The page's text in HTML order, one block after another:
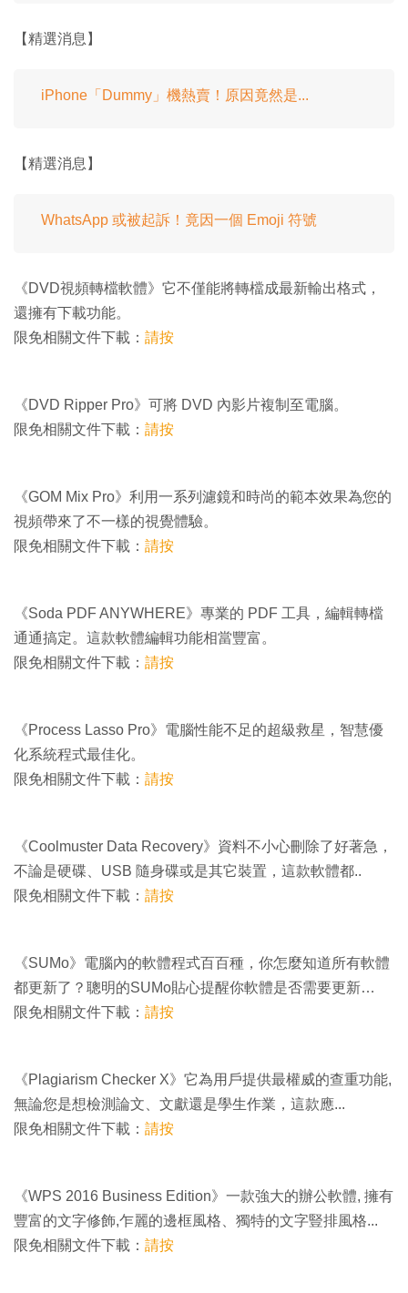
【精選消息】
iPhone「Dummy」機熱賣！原因竟然是...
【精選消息】
WhatsApp 或被起訴！竟因一個 Emoji 符號
《DVD視頻轉檔軟體》它不僅能將轉檔成最新輸出格式，
還擁有下載功能。
限免相關文件下載： 請按
《DVD Ripper Pro》可將 DVD 內影片複制至電腦。
限免相關文件下載： 請按
《GOM Mix Pro》利用一系列濾鏡和時尚的範本效果為您的
視頻帶來了不一樣的視覺體驗。
限免相關文件下載： 請按
《Soda PDF ANYWHERE》專業的 PDF 工具，編輯轉檔
通通搞定。這款軟體編輯功能相當豐富。
限免相關文件下載： 請按
《Process Lasso Pro》電腦性能不足的超級救星，智慧優
化系統程式最佳化。
限免相關文件下載： 請按
《Coolmuster Data Recovery》資料不小心刪除了好著急，
不論是硬碟、USB 隨身碟或是其它裝置，這款軟體都..
限免相關文件下載： 請按
《SUMo》電腦內的軟體程式百百種，你怎麼知道所有軟體
都更新了？聰明的SUMo貼心提醒你軟體是否需要更新…
限免相關文件下載： 請按
《Plagiarism Checker X》它為用戶提供最權威的查重功能,
無論您是想檢測論文、文獻還是學生作業，這款應...
限免相關文件下載： 請按
《WPS 2016 Business Edition》一款強大的辦公軟體, 擁有
豐富的文字修飾,乍麗的邊框風格、獨特的文字豎排風格...
限免相關文件下載： 請按